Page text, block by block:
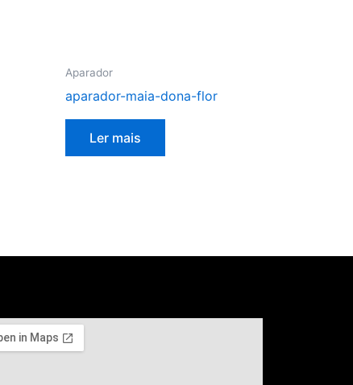
Aparador
aparador-maia-dona-flor
Ler mais